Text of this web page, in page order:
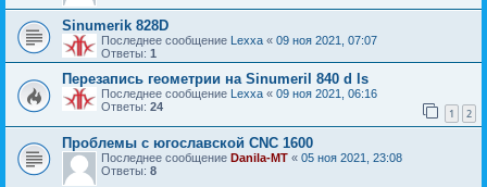
Sinumerik 828D
Последнее сообщение Lexxa « 09 ноя 2021, 07:07
Ответы: 1
Перезапись геометрии на Sinumeril 840 d ls
Последнее сообщение Lexxa « 09 ноя 2021, 06:16
Ответы: 24 1 2
Проблемы с югославской CNC 1600
Последнее сообщение Danila-MT « 05 ноя 2021, 23:08
Ответы: 8